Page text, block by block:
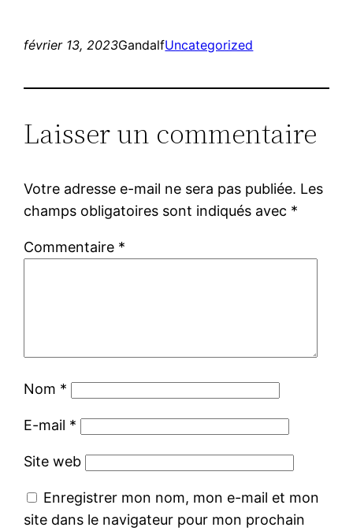
février 13, 2023GandalfUncategorized
Laisser un commentaire
Votre adresse e-mail ne sera pas publiée. Les
champs obligatoires sont indiqués avec *
Commentaire *
Nom *
E-mail *
Site web
Enregistrer mon nom, mon e-mail et mon
site dans le navigateur pour mon prochain